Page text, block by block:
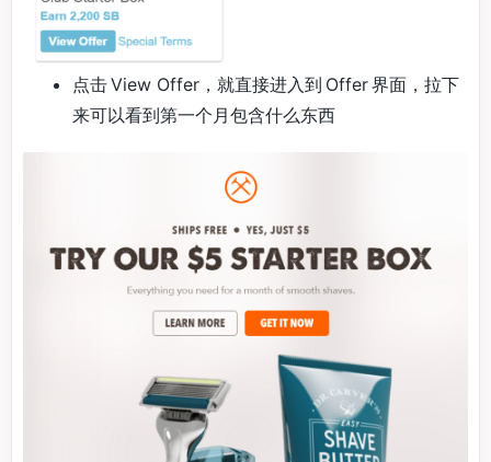
点击 View Offer，就直接进入到 Offer 界面，拉下
来可以看到第一个月包含什么东西